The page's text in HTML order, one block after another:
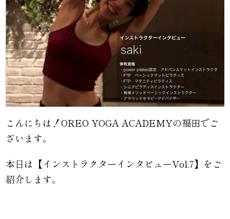
こんにちは！OREO YOGA ACADEMYの福田でご
ざいます。
本日は【インストラクターインタビューVol.7】をご
紹介します。